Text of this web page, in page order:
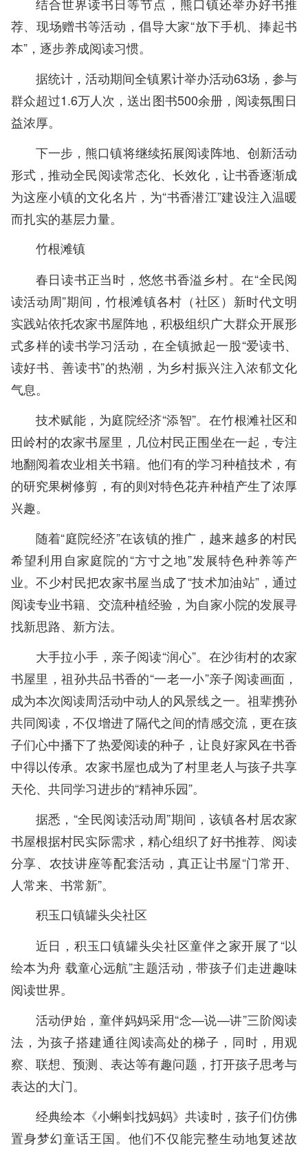
荐、现场赠书等活动，倡导大家“放下手机、捧起书
本”，逐步养成阅读习惯。
据统计，活动期间全镇累计举办活动63场，参与
群众超过1.6万人次，送出图书500余册，阅读氛围日
益浓厚。
下一步，熊口镇将继续拓展阅读阵地、创新活动
形式，推动全民阅读常态化、长效化，让书香逐渐成
为这座小镇的文化名片，为“书香潜江”建设注入温暖
而扎实的基层力量。
竹根滩镇
春日读书正当时，悠悠书香溢乡村。在“全民阅
读活动周”期间，竹根滩镇各村（社区）新时代文明
实践站依托农家书屋阵地，积极组织广大群众开展形
式多样的读书学习活动，在全镇掀起一股“爱读书、
读好书、善读书”的热潮，为乡村振兴注入浓郁文化
气息。
技术赋能，为庭院经济“添智”。在竹根滩社区和
田岭村的农家书屋里，几位村民正围坐在一起，专注
地翻阅着农业相关书籍。他们有的学习种植技术，有
的研究果树修剪，有的则对特色花卉种植产生了浓厚
兴趣。
随着“庭院经济”在该镇的推广，越来越多的村民
希望利用自家庭院的“方寸之地”发展特色种养等产
业。不少村民把农家书屋当成了“技术加油站”，通过
阅读专业书籍、交流种植经验，为自家小院的发展寻
找新思路、新方法。
大手拉小手，亲子阅读“润心”。在沙街村的农家
书屋里，祖孙共品书香的“一老一小”亲子阅读画面，
成为本次阅读周活动中动人的风景线之一。祖辈携孙
共同阅读，不仅增进了隔代之间的情感交流，更在孩
子们心中播下了热爱阅读的种子，让良好家风在书香
中得以传承。农家书屋也成为了村里老人与孩子共享
天伦、共同学习进步的“精神乐园”。
据悉，“全民阅读活动周”期间，该镇各村居农家
书屋根据村民实际需求，精心组织了好书推荐、阅读
分享、农技讲座等配套活动，真正让书屋“门常开、
人常来、书常新”。
积玉口镇罐头尖社区
近日，积玉口镇罐头尖社区童伴之家开展了“以
绘本为舟 载童心远航”主题活动，带孩子们走进趣味
阅读世界。
活动伊始，童伴妈妈采用“念—说—讲”三阶阅读
法，为孩子搭建通往阅读高处的梯子，同时，用观
察、联想、预测、表达等有趣问题，打开孩子思考与
表达的大门。
经典绘本《小蝌蚪找妈妈》共读时，孩子们仿佛
置身梦幻童话王国。他们不仅能完整生动地复述故